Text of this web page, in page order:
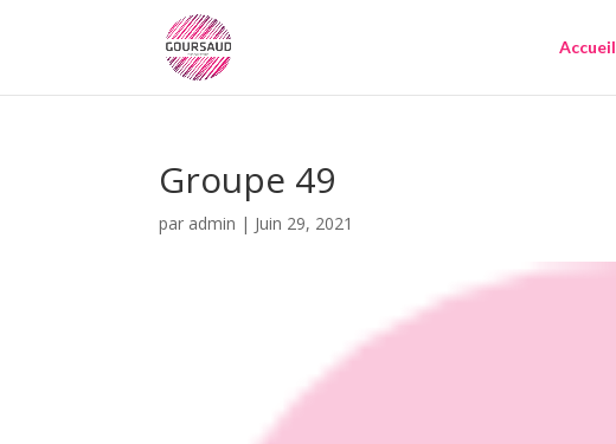
Accueil
Groupe 49
par admin | Juin 29, 2021